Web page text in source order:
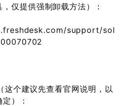
仅提供强制卸载方法）：
support/sol
个建议先查看官网说明，以
）：